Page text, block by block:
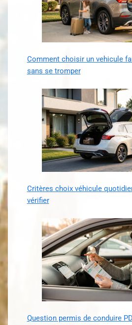
Comment choisir un vehicule
sans se tromper
Critères choix véhicule
vérifier
Question permis de conduire